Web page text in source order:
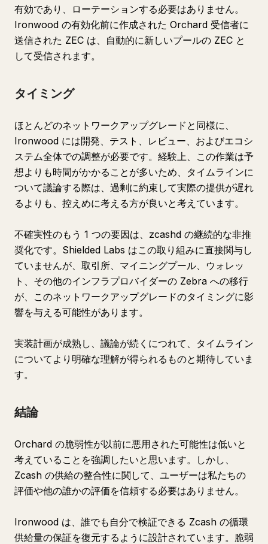
有効であり、ローテーションする必要はありません。
Ironwood の有効化前に作成された Orchard 受信者に
送信された ZEC は、自動的に新しいプールの ZEC と
して受信されます。
タイミング
ほとんどのネットワークアップグレードと同様に、
Ironwood には開発、テスト、レビュー、およびエコシ
ステム全体での調整が必要です。経験上、この作業は予
想よりも時間がかかることが多いため、タイムラインに
ついて議論する際は、過剰に約束して実際の提供が遅れ
るよりも、控えめに考える方が良いと考えています。
不確実性のもう 1 つの要因は、 zcashd の継続的な非推
奨化です。Shielded Labs はこの取り組みに直接関与し
ていませんが、取引所、マイニングプール、ウォレッ
ト、その他のインフラプロバイダーの Zebra への移行
が、このネットワークアップグレードのタイミングに影
響を与える可能性があります。
実装計画が成熟し、議論が続くにつれて、タイムライン
についてより明確な理解が得られるものと期待していま
す。
結論
Orchard の脆弱性が以前に悪用された可能性は低いと
考えていることを強調したいと思います。しかし、
Zcash の供給の整合性に関して、ユーザーは私たちの
評価や他の誰かの評価を信頼する必要はありません。
Ironwood は、誰でも自分で検証できる Zcash の循環
供給量の保証を復元するように設計されています。脆弱